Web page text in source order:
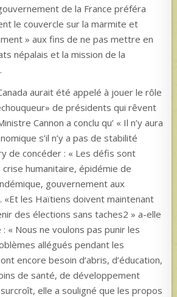
de la France préféra
le couvercle sur la marmite et
» aux fins de ne pas mettre en
népalais et la mission de la
aurait été appelé à jouer le rôle
de présidents qui rêvent
Cannon a conclu qu’ « Il n’y aura
s’il n’y a pas de stabilité
de concéder : « Les défis sont
humanitaire, épidémie de
gouvernement aux
«Et les Haïtiens doivent maintenant
des élections sans taches2 » a-elle
« Nous ne voulons pas punir les
allégués pendant les
encore besoin d’abris, d’éducation,
de santé, de développement
elle a souligné que les propos